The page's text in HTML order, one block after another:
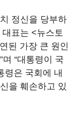
정신을 당부하
표는 <뉴스토
된 가장 큰 원인
“대통령이 국
령은 국회에 내
을 훼손하고 있